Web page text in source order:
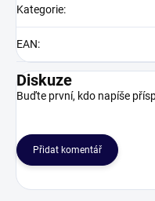
Kategorie:
EAN:
Diskuze
Buďte první, kdo napíše
Přidat komentář